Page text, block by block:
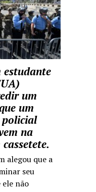
estudante
um
um
na
alegou que a
seu
não